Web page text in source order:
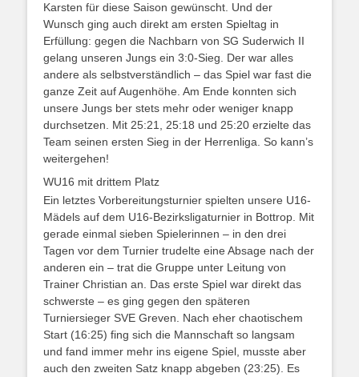
Karsten für diese Saison gewünscht. Und der
Wunsch ging auch direkt am ersten Spieltag in
Erfüllung: gegen die Nachbarn von SG Suderwich II
gelang unseren Jungs ein 3:0-Sieg. Der war alles
andere als selbstverständlich – das Spiel war fast die
ganze Zeit auf Augenhöhe. Am Ende konnten sich
unsere Jungs ber stets mehr oder weniger knapp
durchsetzen. Mit 25:21, 25:18 und 25:20 erzielte das
Team seinen ersten Sieg in der Herrenliga. So kann’s
weitergehen!
WU16 mit drittem Platz
Ein letztes Vorbereitungsturnier spielten unsere U16-
Mädels auf dem U16-Bezirksligaturnier in Bottrop. Mit
gerade einmal sieben Spielerinnen – in den drei
Tagen vor dem Turnier trudelte eine Absage nach der
anderen ein – trat die Gruppe unter Leitung von
Trainer Christian an. Das erste Spiel war direkt das
schwerste – es ging gegen den späteren
Turniersieger SVE Greven. Nach eher chaotischem
Start (16:25) fing sich die Mannschaft so langsam
und fand immer mehr ins eigene Spiel, musste aber
auch den zweiten Satz knapp abgeben (23:25). Es